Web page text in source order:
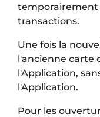
temporairement
transactions.
Une fois la
l'ancienne carte
l'Application,
l'Application.
Pour les